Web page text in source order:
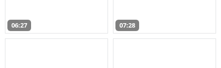
06:27 07:28